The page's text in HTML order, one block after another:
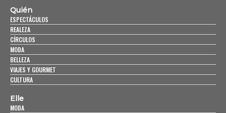
Quién
ESPECTÁCULOS
REALEZA
CÍRCULOS
MODA
BELLEZA
VIAJES Y GOURMET
CULTURA
Elle
MODA